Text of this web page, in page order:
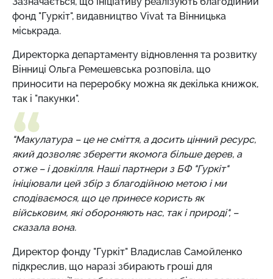
фонд "Гуркіт", видавництво Vivat та Вінницька
міськрада.
Директорка департаменту відновлення та розвитку
Вінниці Ольга Ремешевська розповіла, що
приносити на переробку можна як декілька книжок,
так і "пакунки".
"Макулатура – це не сміття, а досить цінний ресурс,
який дозволяє зберегти якомога більше дерев, а
отже – і довкілля. Наші партнери з БФ "Гуркіт"
ініціювали цей збір з благодійною метою і ми
сподіваємося, що це принесе користь як
військовим, які обороняють нас, так і природі", –
сказала вона.
Директор фонду "Гуркіт" Владислав Самойленко
підкреслив, що наразі збирають гроші для